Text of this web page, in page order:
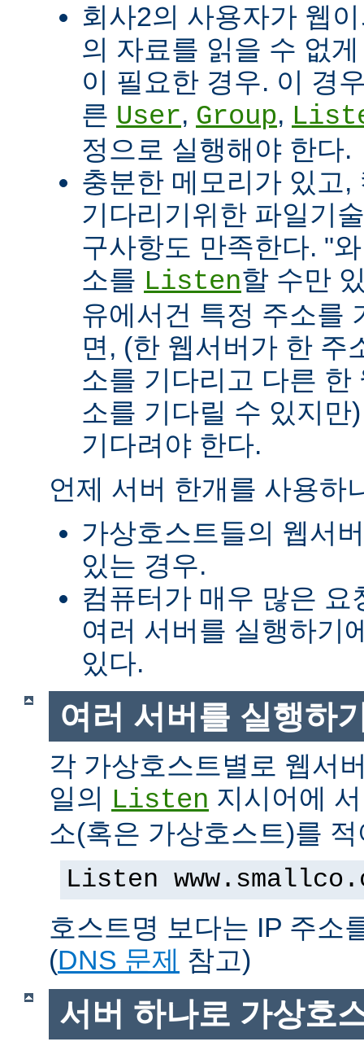
회사2의 사용자가 웹
의 자료를 읽을 수 없
이 필요한 경우. 이 경
른 User, Group,
정으로 실행해야 한다.
충분한 메모리가 있고,
기다리기위한 파일기
구사항도 만족한다. "
소를 Listen할 수만
유에서건 특정 주소를
면, (한 웹서버가 한 주
소를 기다리고 다른 한
소를 기다릴 수 있지
기다려야 한다.
언제 서버 한개를 사용하
가상호스트들의 웹서
있는 경우.
컴퓨터가 매우 많은
여러 서버를 실행하기
있다.
여러 서버를 실행하
각 가상호스트별로 웹서
일의 Listen 지시어에
소(혹은 가상호스트)를
Listen
호스트명 보다는 IP 주소
(DNS 문제 참고)
서버 하나로 가상호